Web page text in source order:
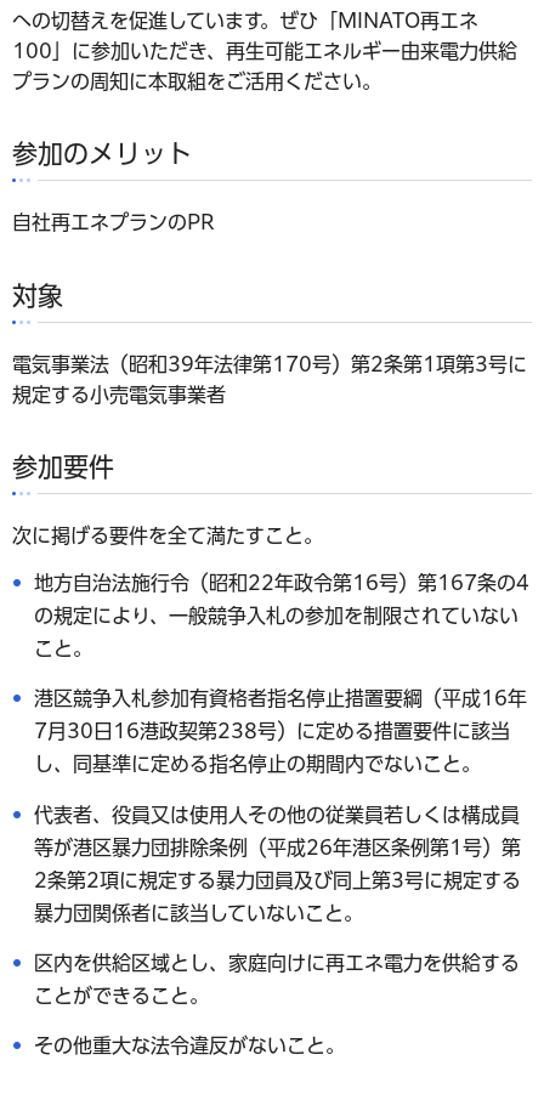
への切替えを促進しています。ぜひ「MINATO再エネ
100」に参加いただき、再生可能エネルギー由来電力供給
プランの周知に本取組をご活用ください。
参加のメリット
自社再エネプランのPR
対象
電気事業法（昭和39年法律第170号）第2条第1項第3号に
規定する小売電気事業者
参加要件
次に掲げる要件を全て満たすこと。
地方自治法施行令（昭和22年政令第16号）第167条の4
の規定により、一般競争入札の参加を制限されていない
こと。
港区競争入札参加有資格者指名停止措置要綱（平成16年
7月30日16港政契第238号）に定める措置要件に該当
し、同基準に定める指名停止の期間内でないこと。
代表者、役員又は使用人その他の従業員若しくは構成員
等が港区暴力団排除条例（平成26年港区条例第1号）第
2条第2項に規定する暴力団員及び同上第3号に規定する
暴力団関係者に該当していないこと。
区内を供給区域とし、家庭向けに再エネ電力を供給する
ことができること。
その他重大な法令違反がないこと。